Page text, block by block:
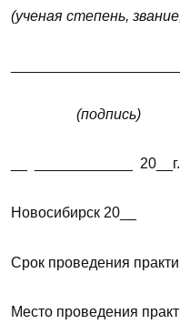
(ученая степень,
(подпись)
__ ____________ 20__г.
Новосибирск 20__
Срок проведения
Место проведения